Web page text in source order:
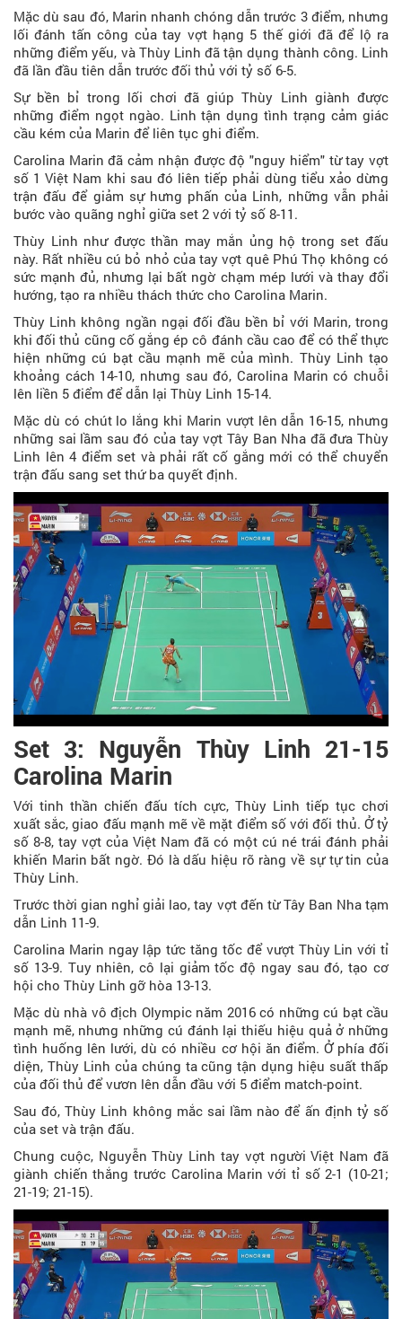
Mặc dù sau đó, Marin nhanh chóng dẫn trước 3 điểm, nhưng
lối đánh tấn công của tay vợt hạng 5 thế giới đã để lộ ra
những điểm yếu, và Thùy Linh đã tận dụng thành công. Linh
đã lần đầu tiên dẫn trước đối thủ với tỷ số 6-5.
Sự bền bỉ trong lối chơi đã giúp Thùy Linh giành được
những điểm ngọt ngào. Linh tận dụng tình trạng cảm giác
cầu kém của Marin để liên tục ghi điểm.
Carolina Marin đã cảm nhận được độ "nguy hiểm" từ tay vợt
số 1 Việt Nam khi sau đó liên tiếp phải dùng tiểu xảo dừng
trận đấu để giảm sự hưng phấn của Linh, những vẫn phải
bước vào quãng nghỉ giữa set 2 với tỷ số 8-11.
Thùy Linh như được thần may mắn ủng hộ trong set đấu
này. Rất nhiều cú bỏ nhỏ của tay vợt quê Phú Thọ không có
sức mạnh đủ, nhưng lại bất ngờ chạm mép lưới và thay đổi
hướng, tạo ra nhiều thách thức cho Carolina Marin.
Thùy Linh không ngần ngại đối đầu bền bỉ với Marin, trong
khi đối thủ cũng cố gắng ép cô đánh cầu cao để có thể thực
hiện những cú bạt cầu mạnh mẽ của mình. Thùy Linh tạo
khoảng cách 14-10, nhưng sau đó, Carolina Marin có chuỗi
lên liền 5 điểm để dẫn lại Thùy Linh 15-14.
Mặc dù có chút lo lắng khi Marin vượt lên dẫn 16-15, nhưng
những sai lầm sau đó của tay vợt Tây Ban Nha đã đưa Thùy
Linh lên 4 điểm set và phải rất cố gắng mới có thể chuyển
trận đấu sang set thứ ba quyết định.
Set 3: Nguyễn Thùy Linh 21-15
Carolina Marin
Với tinh thần chiến đấu tích cực, Thùy Linh tiếp tục chơi
xuất sắc, giao đấu mạnh mẽ về mặt điểm số với đối thủ. Ở tỷ
số 8-8, tay vợt của Việt Nam đã có một cú né trái đánh phải
khiến Marin bất ngờ. Đó là dấu hiệu rõ ràng về sự tự tin của
Thùy Linh.
Trước thời gian nghỉ giải lao, tay vợt đến từ Tây Ban Nha tạm
dẫn Linh 11-9.
Carolina Marin ngay lập tức tăng tốc để vượt Thùy Lin với tỉ
số 13-9. Tuy nhiên, cô lại giảm tốc độ ngay sau đó, tạo cơ
hội cho Thùy Linh gỡ hòa 13-13.
Mặc dù nhà vô địch Olympic năm 2016 có những cú bạt cầu
mạnh mẽ, nhưng những cú đánh lại thiếu hiệu quả ở những
tình huống lên lưới, dù có nhiều cơ hội ăn điểm. Ở phía đối
diện, Thùy Linh của chúng ta cũng tận dụng hiệu suất thấp
của đối thủ để vươn lên dẫn đầu với 5 điểm match-point.
Sau đó, Thùy Linh không mắc sai lầm nào để ấn định tỷ số
của set và trận đấu.
Chung cuộc, Nguyễn Thùy Linh tay vợt người Việt Nam đã
giành chiến thắng trước Carolina Marin với tỉ số 2-1 (10-21;
21-19; 21-15).